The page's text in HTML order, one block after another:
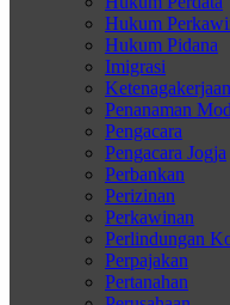
Hukum
Hukum Pidana
Imigrasi
Ketenagakerjaan
Penanaman
Pengacara
Pengacara Jogja
Perbankan
Perizinan
Perkawinan
Perlindungan
Perpajakan
Pertanahan